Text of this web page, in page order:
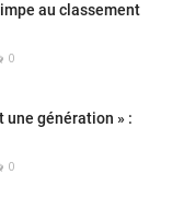
au classement
0
une génération » :
0